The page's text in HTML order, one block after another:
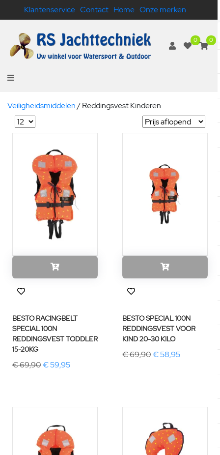
Klantenservice Contact Home Onze merken
0 0
Veiligheidsmiddelen/Reddingsvest Kinderen
BESTO RACINGBELT
SPECIAL 100N
REDDINGSVEST TODDLER
15-20KG
€ 69,90€ 59,95
BESTO SPECIAL 100N
REDDINGSVEST VOOR
KIND 20-30 KILO
€ 69,90€ 58,95